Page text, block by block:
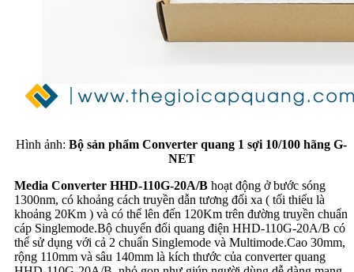
Hình ảnh:Bộ sản phẩm Converter quang 1 sợi 10/100 hãng G-
NET
Media Converter HHD-110G-20A/B hoạt động ở bước sóng
1300nm, có khoảng cách truyền dẫn tương đối xa ( tối thiểu là
khoảng 20Km ) và có thể lên đến 120Km trên đường truyền chuẩn
cáp Singlemode.Bộ chuyển đổi quang điện HHD-110G-20A/B có
thể sử dụng với cả 2 chuẩn Singlemode và Multimode.Cao 30mm,
rộng 110mm và sâu 140mm là kích thước của converter quang